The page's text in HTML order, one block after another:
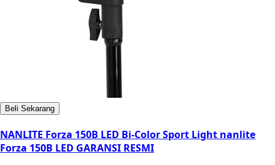
Beli Sekarang
NANLITE Forza 150B LED Bi-Color Sport Light nanlite
Forza 150B LED GARANSI RESMI